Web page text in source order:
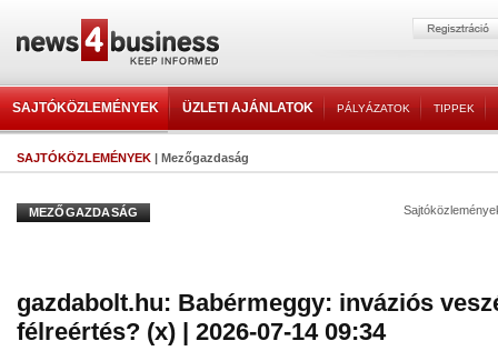
SAJTÓKÖZLEMÉNYEK ÜZLETI AJÁNLATOK PÁLYÁZATOK TIPPEK
SAJTÓKÖZLEMÉNYEK | Mezőgazdaság
MEZŐGAZDASÁG
gazdabolt.hu: Babérmeggy: inváziós
félreértés? (x) | 2026-07-14 09:34